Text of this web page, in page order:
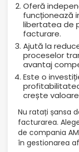
Oferă
funcționează
libertatea de
facturare.
Ajută la
proceselor
avantaj
Este o
crește
Nu ratați șansa
facturarea.
de compania
în gestionarea